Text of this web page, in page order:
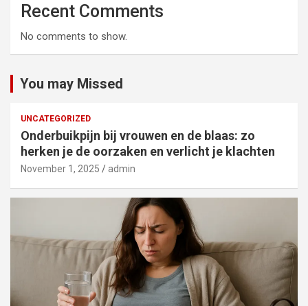
Recent Comments
No comments to show.
You may Missed
UNCATEGORIZED
Onderbuikpijn bij vrouwen en de blaas: zo
herken je de oorzaken en verlicht je klachten
November 1, 2025 admin